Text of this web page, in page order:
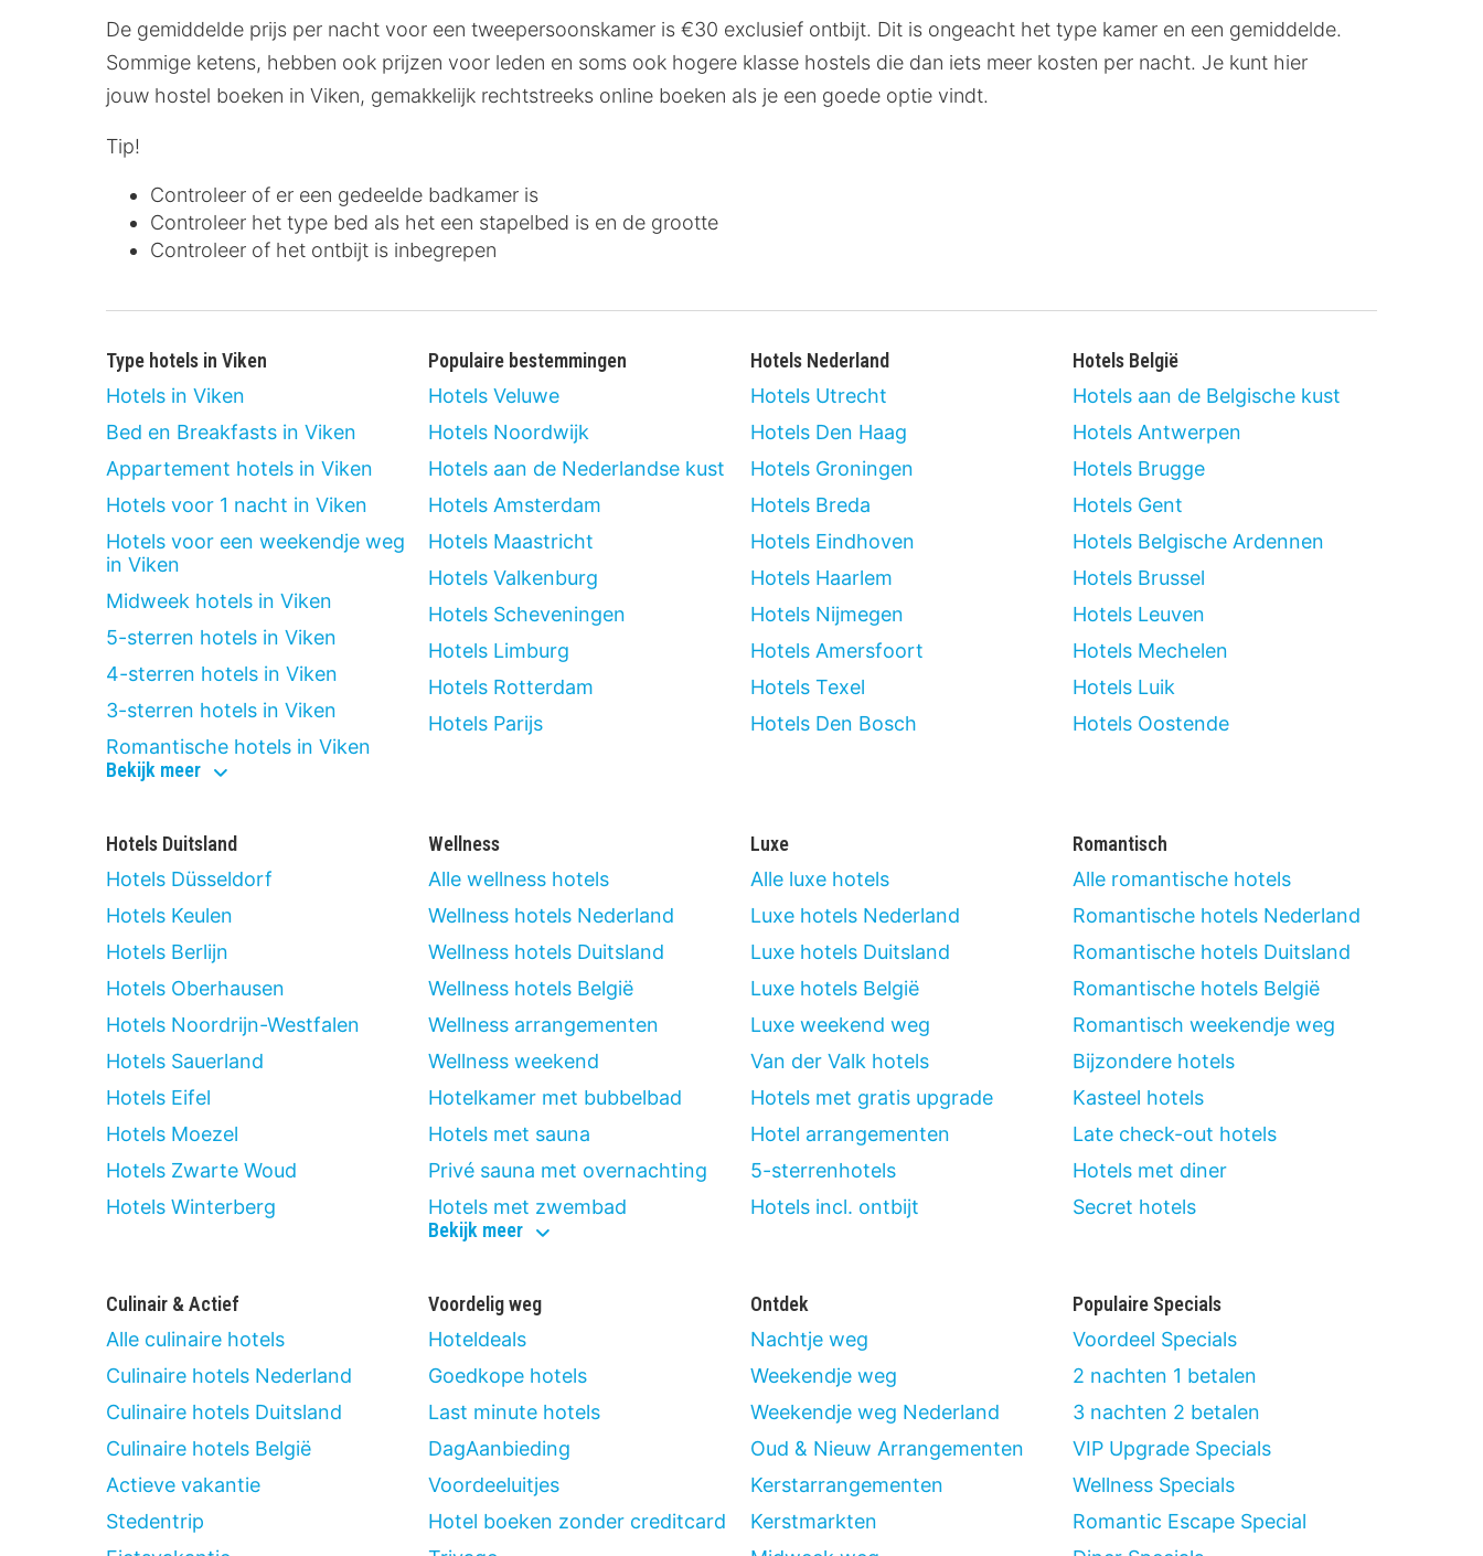
De gemiddelde prijs per nacht voor een tweepersoonskamer is €30 exclusief ontbijt. Dit is ongeacht het type kamer en een gemiddelde.
Sommige ketens, hebben ook prijzen voor leden en soms ook hogere klasse hostels die dan iets meer kosten per nacht. Je kunt hier
jouw hostel boeken in Viken, gemakkelijk rechtstreeks online boeken als je een goede optie vindt.
Tip!
Controleer of er een gedeelde badkamer is
Controleer het type bed als het een stapelbed is en de grootte
Controleer of het ontbijt is inbegrepen
Type hotels in Viken
Hotels in Viken
Bed en Breakfasts in Viken
Appartement hotels in Viken
Hotels voor 1 nacht in Viken
Hotels voor een weekendje weg
in Viken
Midweek hotels in Viken
5-sterren hotels in Viken
4-sterren hotels in Viken
3-sterren hotels in Viken
Romantische hotels in Viken
Bekijk meertype
viken
Populaire bestemmingen
Hotels Veluwe
Hotels Noordwijk
Hotels aan de Nederlandse kust
Hotels Amsterdam
Hotels Maastricht
Hotels Valkenburg
Hotels Scheveningen
Hotels Limburg
Hotels Rotterdam
Hotels Parijs
Hotels Nederland
Hotels Utrecht
Hotels Den Haag
Hotels Groningen
Hotels Breda
Hotels Eindhoven
Hotels Haarlem
Hotels Nijmegen
Hotels Amersfoort
Hotels Texel
Hotels Den Bosch
Hotels België
Hotels aan de Belgische kust
Hotels Antwerpen
Hotels Brugge
Hotels Gent
Hotels Belgische Ardennen
Hotels Brussel
Hotels Leuven
Hotels Mechelen
Hotels Luik
Hotels Oostende
Hotels Duitsland
Hotels Düsseldorf
Hotels Keulen
Hotels Berlijn
Hotels Oberhausen
Hotels Noordrijn-Westfalen
Hotels Sauerland
Hotels Eifel
Hotels Moezel
Hotels Zwarte Woud
Hotels Winterberg
Wellness
Alle wellness hotels
Wellness hotels Nederland
Wellness hotels Duitsland
Wellness hotels België
Wellness arrangementen
Wellness weekend
Hotelkamer met bubbelbad
Hotels met sauna
Privé sauna met overnachting
Hotels met zwembad
Bekijk meerwellness
Luxe
Alle luxe hotels
Luxe hotels Nederland
Luxe hotels Duitsland
Luxe hotels België
Luxe weekend weg
Van der Valk hotels
Hotels met gratis upgrade
Hotel arrangementen
5-sterrenhotels
Hotels incl. ontbijt
Romantisch
Alle romantische hotels
Romantische hotels Nederland
Romantische hotels Duitsland
Romantische hotels België
Romantisch weekendje weg
Bijzondere hotels
Kasteel hotels
Late check-out hotels
Hotels met diner
Secret hotels
Culinair & Actief
Alle culinaire hotels
Culinaire hotels Nederland
Culinaire hotels Duitsland
Culinaire hotels België
Actieve vakantie
Stedentrip
Voordelig weg
Hoteldeals
Goedkope hotels
Last minute hotels
DagAanbieding
Voordeeluitjes
Hotel boeken zonder creditcard
Ontdek
Nachtje weg
Weekendje weg
Weekendje weg Nederland
Oud & Nieuw Arrangementen
Kerstarrangementen
Kerstmarkten
Populaire Specials
Voordeel Specials
2 nachten 1 betalen
3 nachten 2 betalen
VIP Upgrade Specials
Wellness Specials
Romantic Escape Special